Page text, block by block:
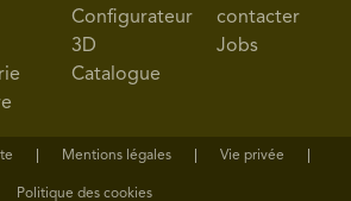
Configurateur
3D
Catalogue
contacter
Jobs
Mentions légales Vie privée
Politique des cookies